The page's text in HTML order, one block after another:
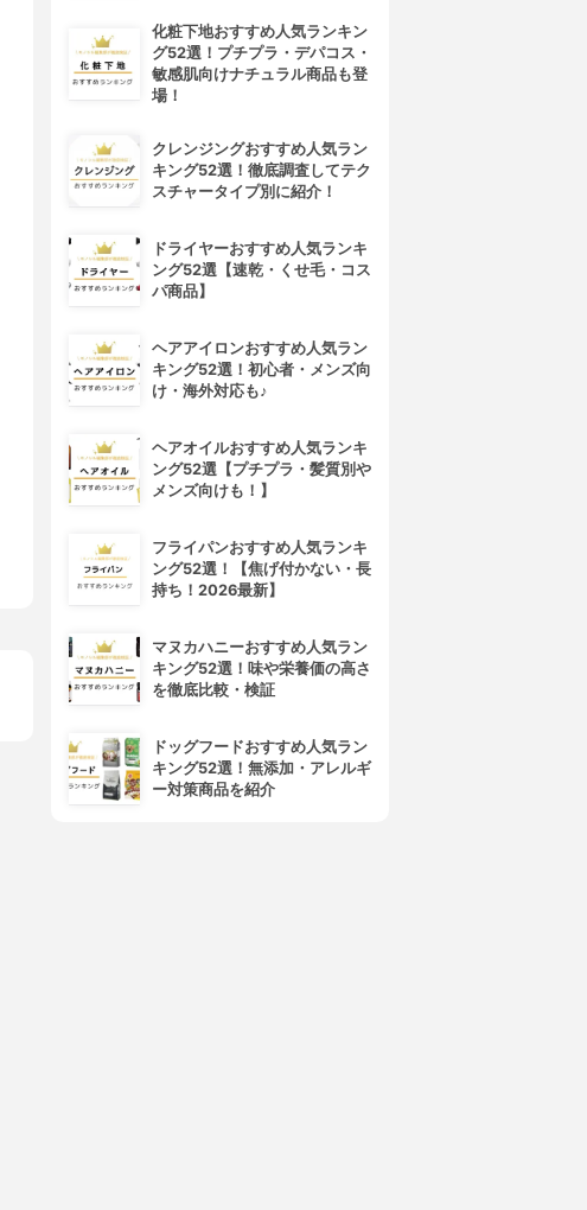
化粧下地おすすめ人気ランキン
グ52選！プチプラ・デパコス・
敏感肌向けナチュラル商品も登
場！
クレンジングおすすめ人気ラン
キング52選！徹底調査してテク
スチャータイプ別に紹介！
ドライヤーおすすめ人気ランキ
ング52選【速乾・くせ毛・コス
パ商品】
ヘアアイロンおすすめ人気ラン
キング52選！初心者・メンズ向
け・海外対応も♪
ヘアオイルおすすめ人気ランキ
ング52選【プチプラ・髪質別や
メンズ向けも！】
フライパンおすすめ人気ランキ
ング52選！【焦げ付かない・長
持ち！2026最新】
マヌカハニーおすすめ人気ラン
キング52選！味や栄養価の高さ
を徹底比較・検証
ドッグフードおすすめ人気ラン
キング52選！無添加・アレルギ
ー対策商品を紹介